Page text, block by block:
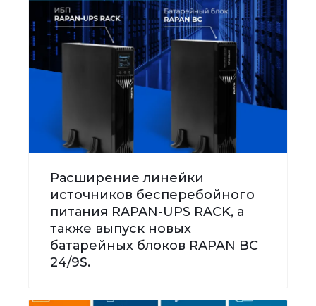
Расширение линейки
источников бесперебойного
питания RAPAN-UPS RACK, а
также выпуск новых
батарейных блоков RAPAN BC
24/9S.